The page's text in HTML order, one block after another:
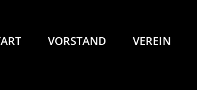
VORSTAND VEREIN